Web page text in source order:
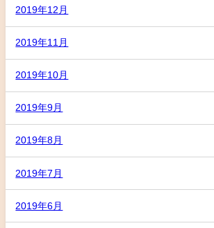
2019年12月
2019年11月
2019年10月
2019年9月
2019年8月
2019年7月
2019年6月